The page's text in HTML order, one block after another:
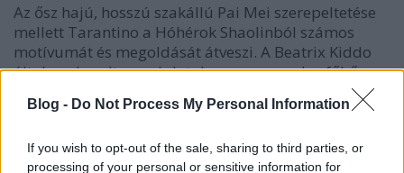
Blog - Do Not Process My Personal Information
If you wish to opt-out of the sale, sharing to third parties, or
processing of your personal or sensitive information for
Az ősz hajú, hosszú szakállú Pai Mei szerepeltetése
mellett Tarantino a Hóhérok Shaolinból számos
motívumát és megoldását átveszi. A Beatrix Kiddo
által gyakorolt mozdulatok megegyeznek a főhős
kevert daru-tigris stílusával, ahogyan a bevezető
vakítóan piros háttere is felbukkan aKill Bill
hasábjain Gordon Liu neve is többször szóba került